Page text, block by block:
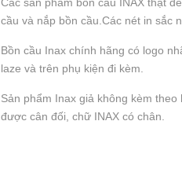
cầu và nắp bồn cầu.Các nét in sắc
Bồn cầu Inax chính hãng có logo
laze và trên phụ kiện đi kèm.
Sản phẩm Inax giả không kèm
được cân đối, chữ INAX có chân.